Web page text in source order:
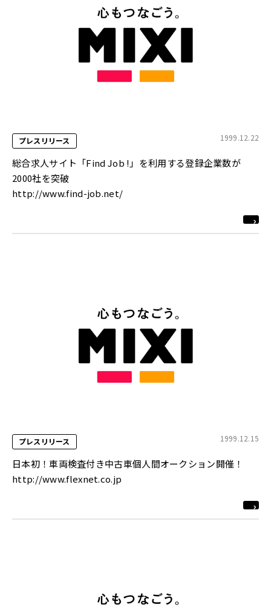
プレスリリース 1999.12.22
総合求人サイト「Find Job !」を利用する登録企業数が
2000社を突破
http://www.find-job.net/
プレスリリース 1999.12.15
日本初！車両検査付き中古車個人間オークション開催！
http://www.flexnet.co.jp